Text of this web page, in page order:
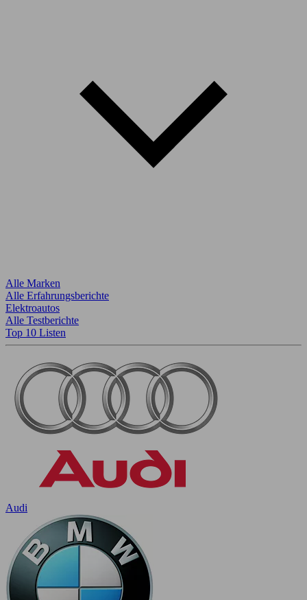
Alle Marken
Alle Erfahrungsberichte
Elektroautos
Alle Testberichte
Top 10 Listen
Audi